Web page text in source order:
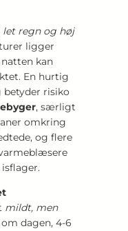
let regn og høj
ligger
kan
En hurtig
betyder risiko
, særligt
omkring
og flere
mildt, men
dagen, 4-6